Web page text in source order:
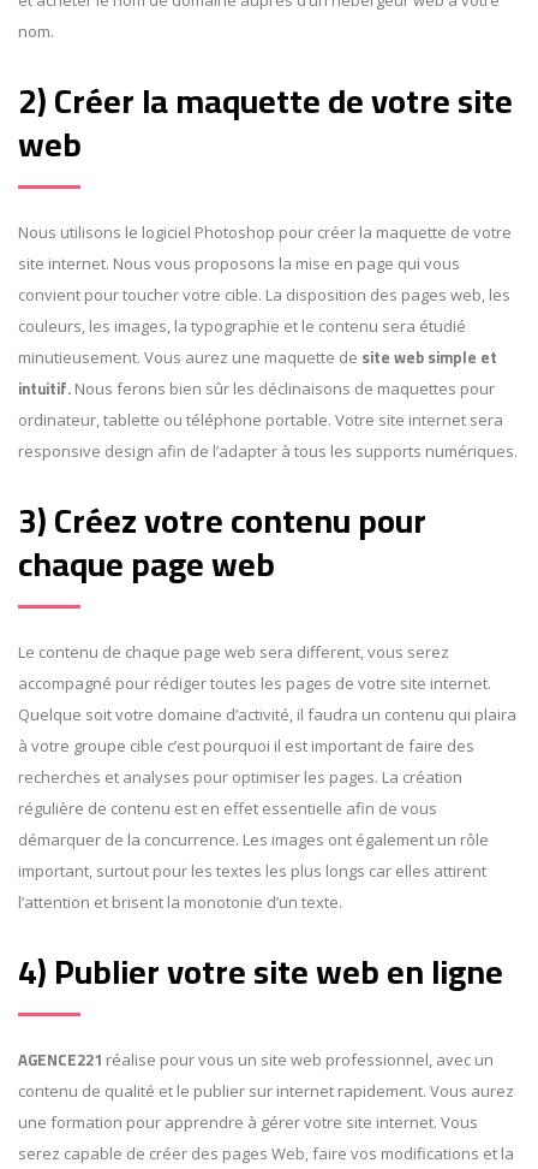
nom.
2) Créer la maquette de votre site
web
Nous utilisons le logiciel Photoshop pour créer la maquette de votre
site internet. Nous vous proposons la mise en page qui vous
convient pour toucher votre cible. La disposition des pages web, les
couleurs, les images, la typographie et le contenu sera étudié
minutieusement. Vous aurez une maquette de site web simple et
intuitif. Nous ferons bien sûr les déclinaisons de maquettes pour
ordinateur, tablette ou téléphone portable. Votre site internet sera
responsive design afin de l’adapter à tous les supports numériques.
3) Créez votre contenu pour
chaque page web
Le contenu de chaque page web sera different, vous serez
accompagné pour rédiger toutes les pages de votre site internet.
Quelque soit votre domaine d’activité, il faudra un contenu qui plaira
à votre groupe cible c’est pourquoi il est important de faire des
recherches et analyses pour optimiser les pages. La création
régulière de contenu est en effet essentielle afin de vous
démarquer de la concurrence. Les images ont également un rôle
important, surtout pour les textes les plus longs car elles attirent
l’attention et brisent la monotonie d’un texte.
4) Publier votre site web en ligne
AGENCE221 réalise pour vous un site web professionnel, avec un
contenu de qualité et le publier sur internet rapidement. Vous aurez
une formation pour apprendre à gérer votre site internet. Vous
serez capable de créer des pages Web, faire vos modifications et la